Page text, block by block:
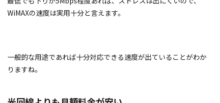
WiMAXの速度は実用十分と言えます。
一般的な用途であれば十分対応できる速度が出ていることがわか
りますね。